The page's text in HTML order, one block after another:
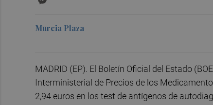
Murcia Plaza
MADRID (EP). El Boletín Oficial del Estado
Interministerial de Precios de los
2,94 euros en los test de antígenos de